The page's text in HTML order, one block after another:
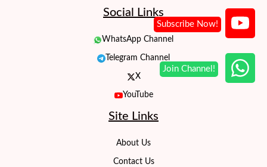
Social Links
WhatsApp Channel
Telegram Channel
X
YouTube
Site Links
About Us
Contact Us